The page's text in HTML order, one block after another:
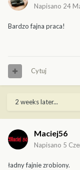
Napisano 24
Bardzo fajna praca!
Cytuj
2 weeks later...
Maciej56
Napisano 5
ładny fajnie zrobiony.